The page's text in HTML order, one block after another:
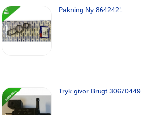
Pakning Ny 8642421
Tryk giver Brugt 30670449